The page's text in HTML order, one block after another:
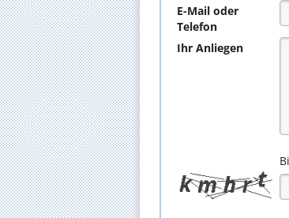
E-Mail oder
Telefon
Ihr Anliegen